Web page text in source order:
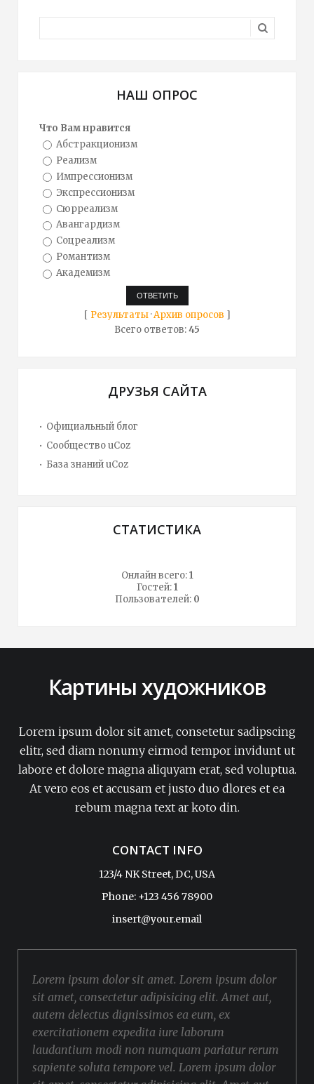
НАШ ОПРОС
Что Вам нравится
Абстракционизм
Реализм
Импрессионизм
Экспрессионизм
Сюрреализм
Авангардизм
Соцреализм
Романтизм
Академизм
[ Результаты·Архив опросов ]
Всего ответов:45
ДРУЗЬЯ САЙТА
Официальный блог
Сообщество uCoz
База знаний uCoz
СТАТИСТИКА
Онлайн всего:1
Гостей:1
Пользователей: 0
Картины художников
Lorem ipsum dolor sit amet, consetetur sadipscing
elitr, sed diam nonumy eirmod tempor invidunt ut
labore et dolore magna aliquyam erat, sed voluptua.
At vero eos et accusam et justo duo dlores et ea
rebum magna text ar koto din.
CONTACT INFO
123/4 NK Street, DC, USA
Phone: +123 456 78900
insert@your.email
Lorem ipsum dolor sit amet. Lorem ipsum dolor
sit amet, consectetur adipisicing elit. Amet aut,
autem delectus dignissimos ea eum, ex
exercitationem expedita iure laborum
laudantium modi non numquam pariatur rerum
sapiente soluta tempore vel. Lorem ipsum dolor